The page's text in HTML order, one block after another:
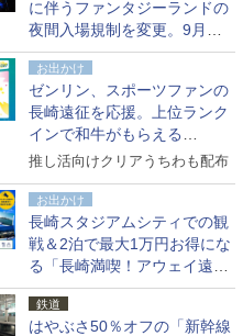
に伴うファンタジーランドの
夜間入場規制を変更。9月か
ら18時50分～20時ごろに
お出かけ
ゼンリン、スポーツファンの
長崎遠征を応援。上位ランク
インで和牛がもらえる
「GO！GO！長崎スタンプラ
推し活向けクリアうちわも配布
お出かけ
長崎スタジアムシティでの観
戦＆2泊で最大1万円お得にな
る「長崎満喫！アウェイ遠征
応援キャンペーン」
鉄道
はやぶさ50％オフの「新幹線